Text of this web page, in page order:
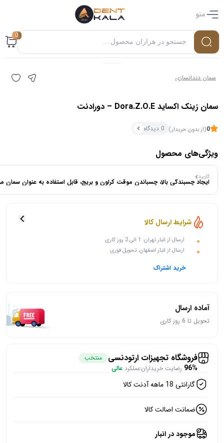
منو
0
۰ بازدید در ۲۴ ساعت اخیر
سمان دندانسازی
سمان زینک اکساید Dora.Z.O.E – دورادنت
0(از بدون خریدار) 0 دیدگاه
ویژگی‌های محصول
کاربرد
ایجاد چسبندگی بالا، چسباندن موقت کراون و بریج، قابل استفاده به عنوان
شرایط ارسال کالا
ارسال از انبار تهران: 1 الی 2 روز کاری
ارسال از انبار اصفهان: تحویل فوری
خرید اشتراک
آماده ارسال
تحویل تا 6 روز کاری
فروشگاه تجهیزات ارتودنسی منتخب
96% رضایت خریدارانعملکرد عالی
گارانتی 18 ماهه آدنت کالا
ضمانت اصالت کالا
موجود در انبار